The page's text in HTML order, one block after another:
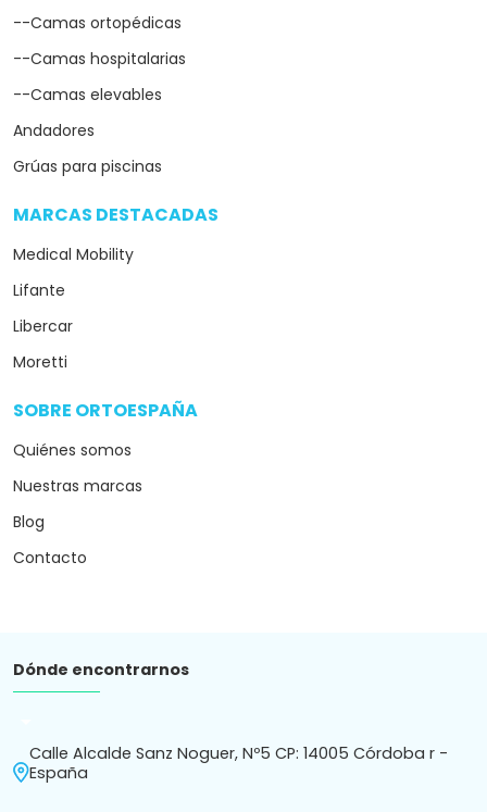
--Camas ortopédicas
--Camas hospitalarias
--Camas elevables
Andadores
Grúas para piscinas
MARCAS DESTACADAS
Medical Mobility
Lifante
Libercar
Moretti
SOBRE ORTOESPAÑA
Quiénes somos
Nuestras marcas
Blog
Contacto
Dónde encontrarnos
Calle Alcalde Sanz Noguer, Nº5 CP: 14005 Córdoba r -
España